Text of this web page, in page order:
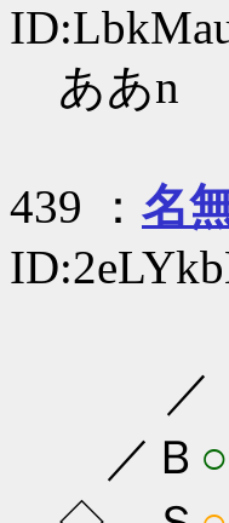
ああn
439 ： 名
◇
／
／Ｂ